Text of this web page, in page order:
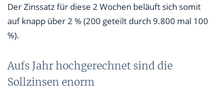
Der Zinssatz für diese 2 Wochen beläuft sich somit
auf knapp über 2 % (200 geteilt durch 9.800 mal 100
%).
Aufs Jahr hochgerechnet sind die
Sollzinsen enorm